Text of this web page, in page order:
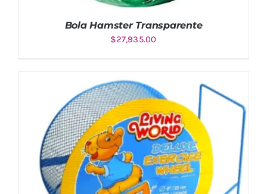
AÑADIR AL CARRITO / DETALLES
Bola Hamster Transparente
$27,935.00